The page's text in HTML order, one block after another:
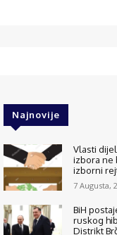
Najnovije
Vlasti
izbora ne
izborni
7 Augusta,
BiH
ruskog
Distrikt